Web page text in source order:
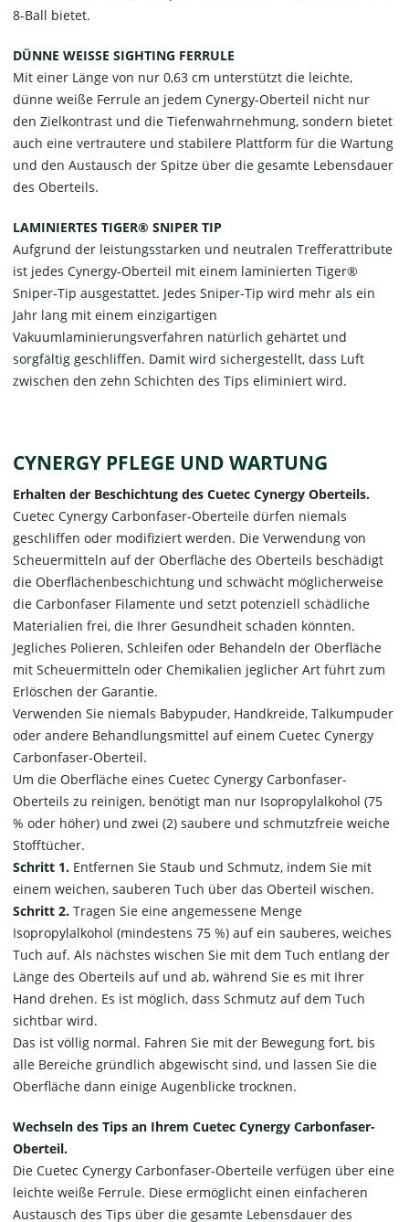
8-Ball bietet.
DÜNNE WEISSE SIGHTING FERRULE
Mit einer Länge von nur 0,63 cm unterstützt die leichte,
dünne weiße Ferrule an jedem Cynergy-Oberteil nicht nur
den Zielkontrast und die Tiefenwahrnehmung, sondern bietet
auch eine vertrautere und stabilere Plattform für die Wartung
und den Austausch der Spitze über die gesamte Lebensdauer
des Oberteils.
LAMINIERTES TIGER® SNIPER TIP
Aufgrund der leistungsstarken und neutralen Trefferattribute
ist jedes Cynergy-Oberteil mit einem laminierten Tiger®
Sniper-Tip ausgestattet. Jedes Sniper-Tip wird mehr als ein
Jahr lang mit einem einzigartigen
Vakuumlaminierungsverfahren natürlich gehärtet und
sorgfältig geschliffen. Damit wird sichergestellt, dass Luft
zwischen den zehn Schichten des Tips eliminiert wird.
CYNERGY PFLEGE UND WARTUNG
Erhalten der Beschichtung des Cuetec Cynergy Oberteils.
Cuetec Cynergy Carbonfaser-Oberteile dürfen niemals
geschliffen oder modifiziert werden. Die Verwendung von
Scheuermitteln auf der Oberfläche des Oberteils beschädigt
die Oberflächenbeschichtung und schwächt möglicherweise
die Carbonfaser Filamente und setzt potenziell schädliche
Materialien frei, die Ihrer Gesundheit schaden könnten.
Jegliches Polieren, Schleifen oder Behandeln der Oberfläche
mit Scheuermitteln oder Chemikalien jeglicher Art führt zum
Erlöschen der Garantie.
Verwenden Sie niemals Babypuder, Handkreide, Talkumpuder
oder andere Behandlungsmittel auf einem Cuetec Cynergy
Carbonfaser-Oberteil.
Um die Oberfläche eines Cuetec Cynergy Carbonfaser-
Oberteils zu reinigen, benötigt man nur Isopropylalkohol (75
% oder höher) und zwei (2) saubere und schmutzfreie weiche
Stofftücher.
Schritt 1. Entfernen Sie Staub und Schmutz, indem Sie mit
einem weichen, sauberen Tuch über das Oberteil wischen.
Schritt 2. Tragen Sie eine angemessene Menge
Isopropylalkohol (mindestens 75 %) auf ein sauberes, weiches
Tuch auf. Als nächstes wischen Sie mit dem Tuch entlang der
Länge des Oberteils auf und ab, während Sie es mit Ihrer
Hand drehen. Es ist möglich, dass Schmutz auf dem Tuch
sichtbar wird.
Das ist völlig normal. Fahren Sie mit der Bewegung fort, bis
alle Bereiche gründlich abgewischt sind, und lassen Sie die
Oberfläche dann einige Augenblicke trocknen.
Wechseln des Tips an Ihrem Cuetec Cynergy Carbonfaser-
Oberteil.
Die Cuetec Cynergy Carbonfaser-Oberteile verfügen über eine
leichte weiße Ferrule. Diese ermöglicht einen einfacheren
Austausch des Tips über die gesamte Lebensdauer des